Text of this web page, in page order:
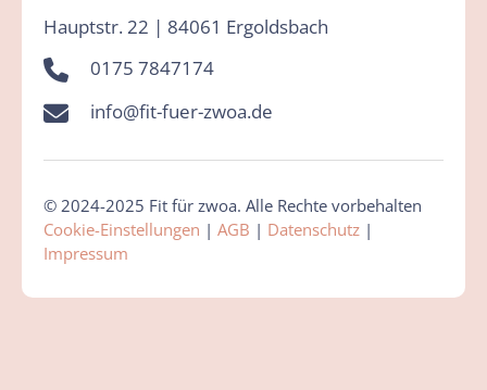
Hauptstr. 22 | 84061 Ergoldsbach
0175 7847174
info@fit-fuer-zwoa.de
© 2024-2025 Fit für zwoa. Alle Rechte vorbehalten
Cookie-Einstellungen |AGB | Datenschutz |
Impressum